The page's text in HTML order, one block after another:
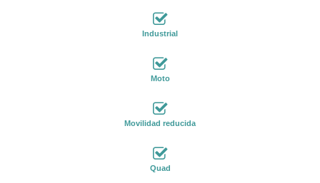
Industrial
Moto
Movilidad reducida
Quad